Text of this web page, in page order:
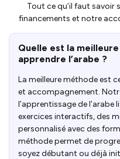
Tout ce qu’il faut savoir
financements et notre
Quelle est la
apprendre l’arabe ?
La meilleure méthode est
et accompagnement.
l’apprentissage de l’arabe
exercices interactifs, des
personnalisé avec des
méthode permet de
soyez débutant ou déjà